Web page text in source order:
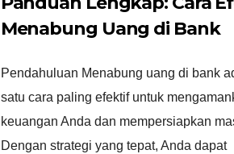
Menabung Uang di Bank
Pendahuluan Menabung uang di bank
satu cara paling efektif untuk
keuangan Anda dan mempersiapkan
Dengan strategi yang tepat, Anda dapat